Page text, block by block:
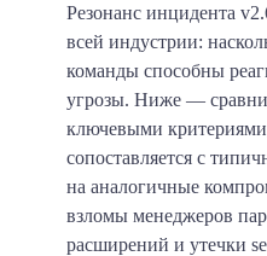
Резонанс инцидента
всей индустрии:
команды способны
угрозы. Ниже —
ключевыми
сопоставляется с
на аналогичные
взломы менеджеров
расширений и утечки